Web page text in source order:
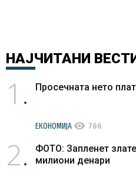
НАЈЧИТАНИ
1 Просечната нето
ЕКОНОМИЈА visibility 766
2
ФОТО: Запленет
милиони денари